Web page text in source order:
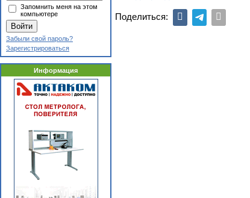
Запомнить меня на этом
компьютере
Забыли свой пароль?
Зарегистрироваться
Информация
Поделиться: